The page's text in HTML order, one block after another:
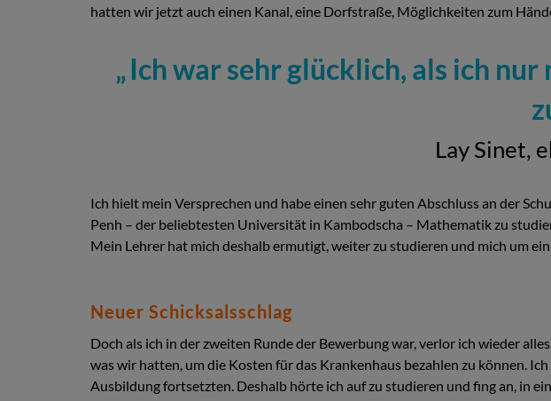
hatten wir jetzt auch einen Kanal, eine Dorfstraße, Möglichkeiten zum
Ich war sehr glücklich, als ich
Lay Sinet,
Ich hielt mein Versprechen und habe einen sehr guten Abschluss an der
Penh – der beliebtesten Universität in Kambodscha – Mathematik zu
Mein Lehrer hat mich deshalb ermutigt, weiter zu studieren und mich um
Neuer Schicksalsschlag
Doch als ich in der zweiten Runde der Bewerbung war, verlor ich wieder
was wir hatten, um die Kosten für das Krankenhaus bezahlen zu können.
Ausbildung fortsetzten. Deshalb hörte ich auf zu studieren und fing an, in